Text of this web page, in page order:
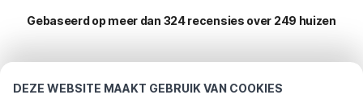
DEZE WEBSITE MAAKT GEBRUIK VAN COOKIES
Gebaseerd op meer dan 324 recensies over 249 huizen
Meest populaire bestemmingen voor